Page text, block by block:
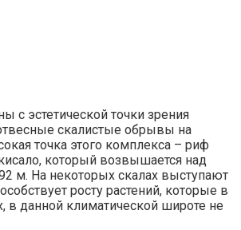
с эстетической точки зрения
скалистые обрывы на
точка этого комплекса – риф
который возвышается над
м. На некоторых скалах выступают
росту растений, которые в
в данной климатической широте не